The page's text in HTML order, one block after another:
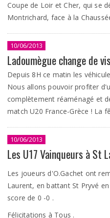
Coupe de Loir et Cher, qui se
Montrichard, face à la
10/06/2013
Ladoumègue change de
Depuis 8H ce matin les
Nous allons pouvoir profiter
complètement réaménagé et
match U20 France-Grèce ! La
10/06/2013
Les U17 Vainqueurs à St
Les joueurs d'O.Gachet ont
Laurent, en battant St Pryvé
score de 0 -0 .
Félicitations à Tous .